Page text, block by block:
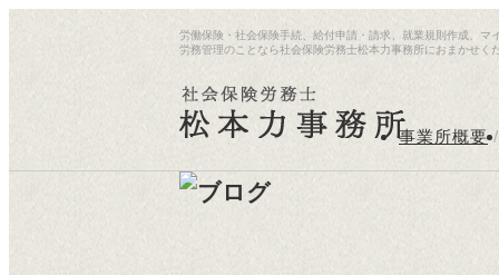
労働保険・社会保険手続、給付申請・請求、就業規則作成、マ
労務管理のことなら社会保険労務士松本力事務所におまかせく
事業所概要 /